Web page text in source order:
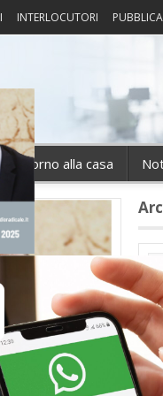
INTERLOCUTORI
Intorno alla casa